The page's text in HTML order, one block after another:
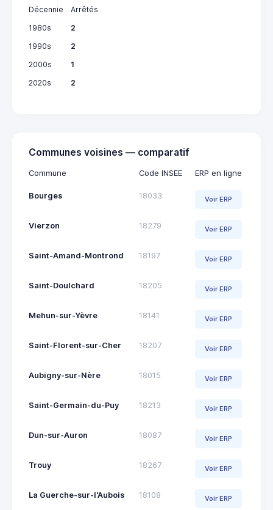
Décennie
Arrêtés
1980s
2
1990s
2
2000s
1
2020s
2
Communes voisines — comparatif
Commune Code INSEE ERP en ligne
Bourges 18033 Voir ERP
Vierzon 18279 Voir ERP
Saint-Amand-Montrond 18197 Voir ERP
Saint-Doulchard 18205 Voir ERP
Mehun-sur-Yèvre 18141 Voir ERP
Saint-Florent-sur-Cher 18207 Voir ERP
Aubigny-sur-Nère 18015 Voir ERP
Saint-Germain-du-Puy 18213 Voir ERP
Dun-sur-Auron 18087 Voir ERP
Trouy 18267 Voir ERP
La Guerche-sur-l'Aubois 18108 Voir ERP